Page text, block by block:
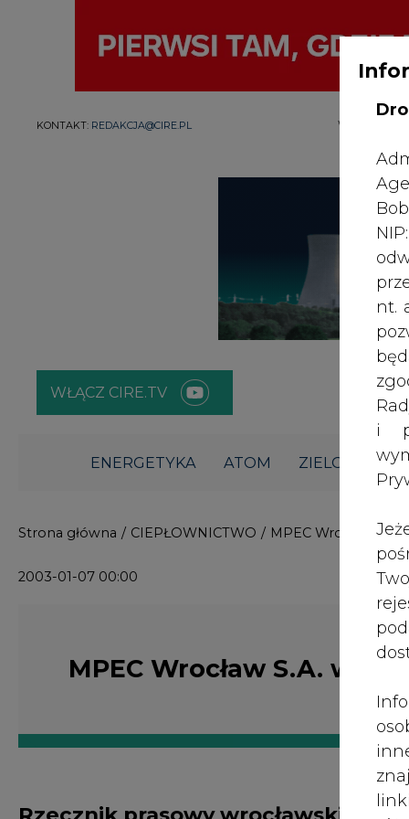
KONTAKT: REDAKCJA@CIRE.PL WYDAWCA
WŁĄCZ CIRE.TV
ENERGETYKA ATOM ZIELONA
nt.
i
Strona główna / CIEPŁOWNICTWO / MPEC Wrocław S.A.
2003-01-07 00:00
MPEC Wrocław S.A.